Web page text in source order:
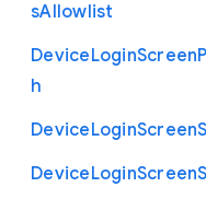
sAllowlist
DeviceLoginScreen
h
DeviceLoginScreen
DeviceLoginScreen